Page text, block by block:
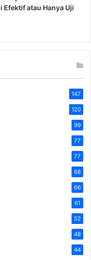
Efektif atau Hanya Uji
147
120
99
77
77
68
66
61
52
48
44